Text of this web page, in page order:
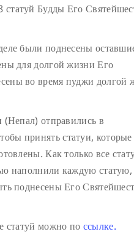
Будды Его
были поднесены
для долгой жизни Его
во время пуджи долгой
(Непал) отправились в
принять статуи,
Как только все
наполнили каждую
поднесены Его
статуй можно по ссылке.